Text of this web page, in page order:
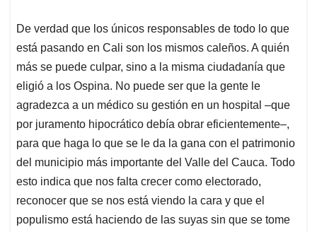
De verdad que los únicos responsables de todo lo que
está pasando en Cali son los mismos caleños. A quién
más se puede culpar, sino a la misma ciudadanía que
eligió a los Ospina. No puede ser que la gente le
agradezca a un médico su gestión en un hospital –que
por juramento hipocrático debía obrar eficientemente–,
para que haga lo que se le da la gana con el patrimonio
del municipio más importante del Valle del Cauca. Todo
esto indica que nos falta crecer como electorado,
reconocer que se nos está viendo la cara y que el
populismo está haciendo de las suyas sin que se tome